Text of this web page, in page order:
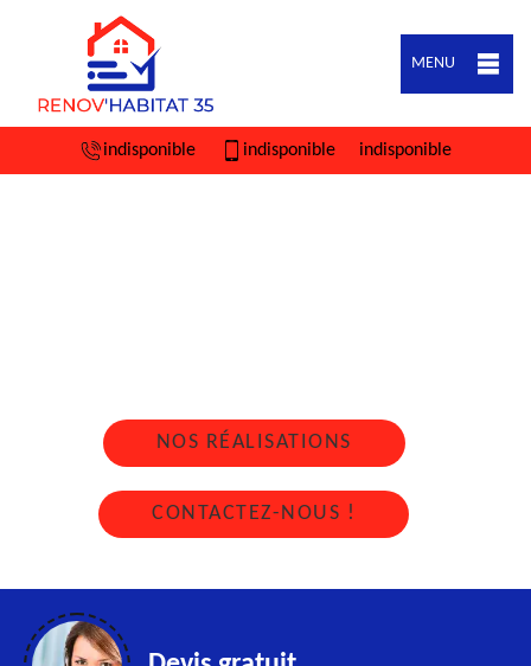
MENU
indisponible indisponible indisponible
NOS RÉALISATIONS
CONTACTEZ-NOUS !